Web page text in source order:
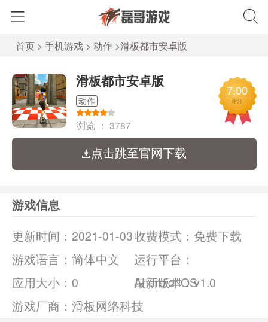
首页 > 手机游戏 > 动作 >滑板都市安卓版
滑板都市安卓版
动作
浏览 ： 3787
7.00
评分
点击跳至官网下载
游戏信息
更新时间： 2021-01-03收费模式： 免费下载
游戏语言： 简体中文
运行平台：
Android/IOS
应用大小： 0
最新版本：v1.0
游戏厂商：滑板网络科技